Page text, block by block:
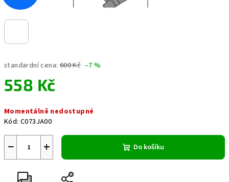
standardní cena: 600 Kč –7 %
558 Kč
cena:
Momentálně nedostupné
Kód: C073JA00
+
− Do košíku